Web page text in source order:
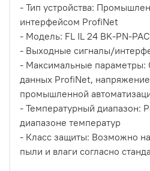
- Тип устройства:
интерфейсом ProfiNet
- Модель: FL IL 24 BK-PN-PAC
- Выходные сигналы/
- Максимальные параметры:
данных ProfiNet, напряжение
промышленной
- Температурный диапазон:
диапазоне температур
- Класс защиты: Возможно
пыли и влаги согласно